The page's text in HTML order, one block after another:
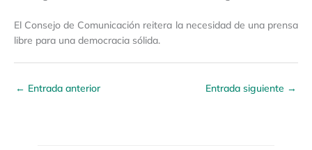
El Consejo de Comunicación reitera la necesidad de una prensa
libre para una democracia sólida.
← Entrada anterior Entrada siguiente →